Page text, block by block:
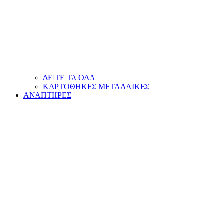
ΔΕΙΤΕ ΤΑ ΟΛΑ
ΚΑΡΤΟΘΗΚΕΣ ΜΕΤΑΛΛΙΚΕΣ
ΑΝΑΠΤΗΡΕΣ